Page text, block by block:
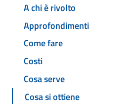
A chi è rivolto
Approfondimenti
Come fare
Costi
Cosa serve
Cosa si ottiene